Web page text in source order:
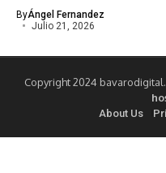
ByÁngel Fernandez
Julio 21, 2026
Copyright 2024
About Us